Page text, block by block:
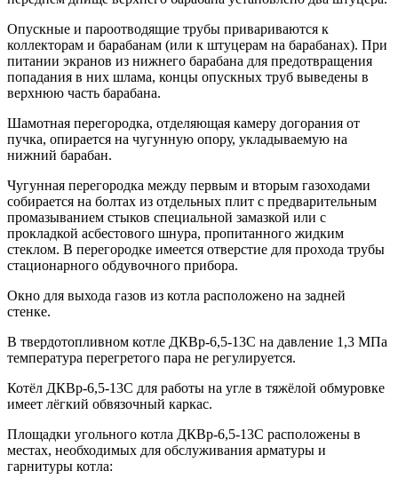
Опускные и пароотводящие трубы привариваются к
коллекторам и барабанам (или к штуцерам на барабанах). При
питании экранов из нижнего барабана для предотвращения
попадания в них шлама, концы опускных труб выведены в
верхнюю часть барабана.
Шамотная перегородка, отделяющая камеру догорания от
пучка, опирается на чугунную опору, укладываемую на
нижний барабан.
Чугунная перегородка между первым и вторым газоходами
собирается на болтах из отдельных плит с предварительным
промазыванием стыков специальной замазкой или с
прокладкой асбестового шнура, пропитанного жидким
стеклом. В перегородке имеется отверстие для прохода трубы
стационарного обдувочного прибора.
Окно для выхода газов из котла расположено на задней
стенке.
В твердотопливном котле ДКВр-6,5-13С на давление 1,3 МПа
температура перегретого пара не регулируется.
Котёл ДКВр-6,5-13С для работы на угле в тяжёлой обмуровке
имеет лёгкий обвязочный каркас.
Площадки угольного котла ДКВр-6,5-13С расположены в
местах, необходимых для обслуживания арматуры и
гарнитуры котла: